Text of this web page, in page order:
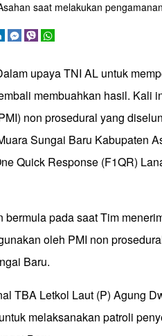
saat melakukan
upaya TNI AL untuk
membuahkan hasil. Kali
non prosedural yang
Sungai Baru Kabupaten
Quick Response (F1QR)
pada saat Tim
oleh PMI non
Baru.
TBA Letkol Laut (P) Agung
melaksanakan patroli